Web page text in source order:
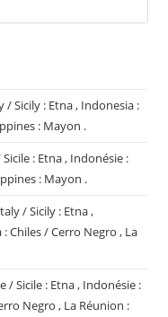
/ Sicily : Etna , Indonesia :
: Mayon .
: Etna , Indonésie :
: Mayon .
/ Sicily : Etna ,
Chiles / Cerro Negro , La
/ Sicile : Etna , Indonésie :
Negro , La Réunion :